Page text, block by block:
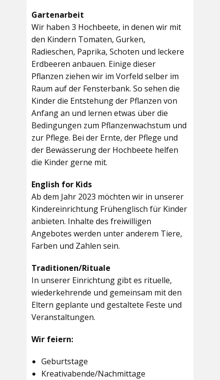
Gartenarbeit
Wir haben 3 Hochbeete, in denen wir mit
den Kindern Tomaten, Gurken,
Radieschen, Paprika, Schoten und leckere
Erdbeeren anbauen. Einige dieser
Pflanzen ziehen wir im Vorfeld selber im
Raum auf der Fensterbank. So sehen die
Kinder die Entstehung der Pflanzen von
Anfang an und lernen etwas über die
Bedingungen zum Pflanzenwachstum und
zur Pflege. Bei der Ernte, der Pflege und
der Bewässerung der Hochbeete helfen
die Kinder gerne mit.
English for Kids
Ab dem Jahr 2023 möchten wir in unserer
Kindereinrichtung Frühenglisch für Kinder
anbieten. Inhalte des freiwilligen
Angebotes werden unter anderem Tiere,
Farben und Zahlen sein.
Traditionen/Rituale
In unserer Einrichtung gibt es rituelle,
wiederkehrende und gemeinsam mit den
Eltern geplante und gestaltete Feste und
Veranstaltungen.
Wir feiern:
Geburtstage
Kreativabende/Nachmittage